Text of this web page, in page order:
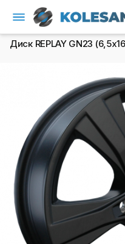
Диск REPLAY GN23